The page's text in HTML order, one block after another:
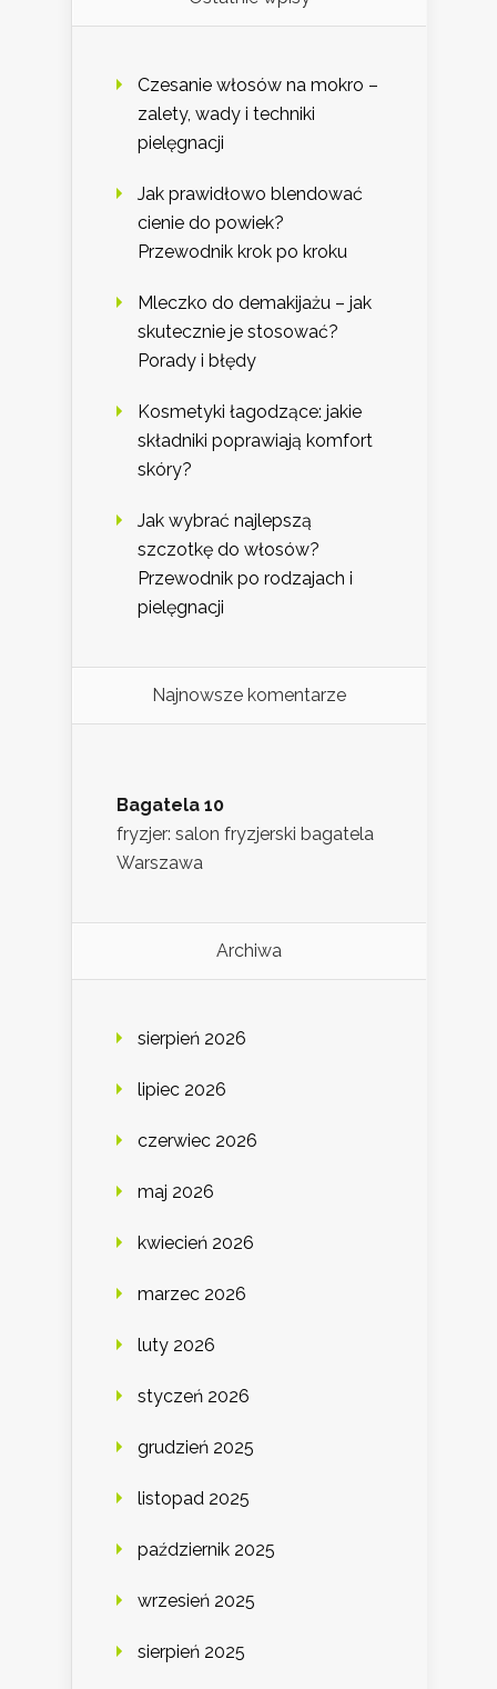
Czesanie włosów na mokro –
zalety, wady i techniki
pielęgnacji
Jak prawidłowo blendować
cienie do powiek?
Przewodnik krok po kroku
Mleczko do demakijażu – jak
skutecznie je stosować?
Porady i błędy
Kosmetyki łagodzące: jakie
składniki poprawiają komfort
skóry?
Jak wybrać najlepszą
szczotkę do włosów?
Przewodnik po rodzajach i
pielęgnacji
Najnowsze komentarze
Bagatela 10
fryzjer: salon fryzjerski bagatela
Warszawa
Archiwa
sierpień 2026
lipiec 2026
czerwiec 2026
maj 2026
kwiecień 2026
marzec 2026
luty 2026
styczeń 2026
grudzień 2025
listopad 2025
październik 2025
wrzesień 2025
sierpień 2025